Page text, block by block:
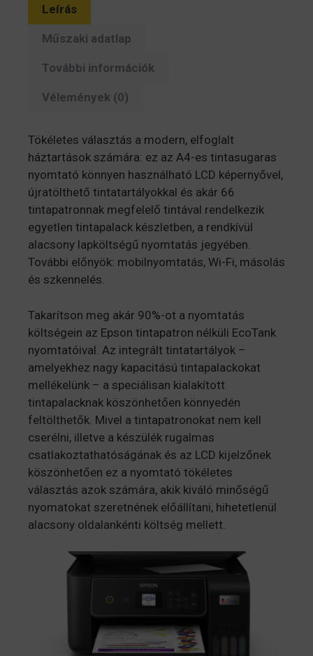
USB/Wifi)
(C11CJ66426)
mennyiség
Leírás
Műszaki adatlap
További információk
Vélemények (0)
Tökéletes választás a modern, elfoglalt
háztartások számára: ez az A4-es tintasugaras
nyomtató könnyen használható LCD képernyővel,
újratölthető tintatartályokkal és akár 66
tintapatronnak megfelelő tintával rendelkezik
egyetlen tintapalack készletben, a rendkívül
alacsony lapköltségű nyomtatás jegyében.
További előnyök: mobilnyomtatás, Wi-Fi, másolás
és szkennelés.
Takarítson meg akár 90%-ot a nyomtatás
költségein az Epson tintapatron nélküli EcoTank
nyomtatóival. Az integrált tintatartályok –
amelyekhez nagy kapacitású tintapalackokat
mellékelünk – a speciálisan kialakított
tintapalacknak köszönhetően könnyedén
feltölthetők. Mivel a tintapatronokat nem kell
cserélni, illetve a készülék rugalmas
csatlakoztathatóságának és az LCD kijelzőnek
köszönhetően ez a nyomtató tökéletes
választás azok számára, akik kiváló minőségű
nyomatokat szeretnének előállítani, hihetetlenül
alacsony oldalankénti költség mellett.